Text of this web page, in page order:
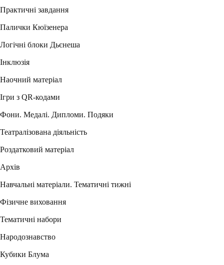
Практичні завдання
Палички Кюїзенера
Логічні блоки Дьєнеша
Інклюзія
Наочний матеріал
Ігри з QR-кодами
Фони. Медалі. Дипломи. Подяки
Театралізована діяльність
Роздатковий матеріал
Архів
Навчальні матеріали. Тематичні тижні
Фізичне виховання
Тематичні набори
Народознавство
Кубики Блума